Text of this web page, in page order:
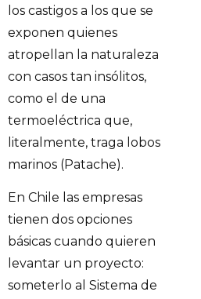
los castigos a los que se
exponen quienes
atropellan la naturaleza
con casos tan insólitos,
como el de una
termoeléctrica que,
literalmente, traga lobos
marinos (Patache).
En Chile las empresas
tienen dos opciones
básicas cuando quieren
levantar un proyecto:
someterlo al Sistema de